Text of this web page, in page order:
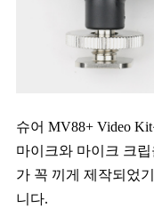
슈어 MV88+ Video
마이크와 마이크 크
가 꼭 끼게 제작되었
니다.